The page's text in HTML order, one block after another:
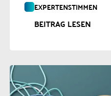
EXPERTENSTIMMEN
BEITRAG LESEN